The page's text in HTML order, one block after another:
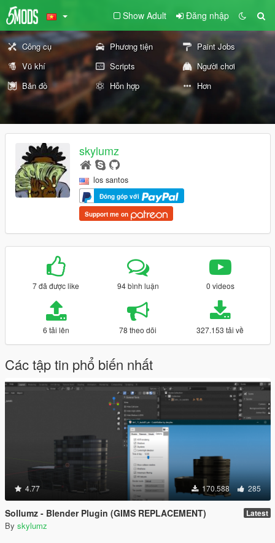
Show Adult Đăng nhập
Công cụ Phương tiện
Paint Jobs
Vũ khí
Scripts
Người chơi
Bản đồ
Hỗn hợp Hơn
skylumz
los santos
Đóng góp với
Support me on
7 đã được like 94 bình luận 0 videos
6 tải lên 78 theo dõi 327.153 tải về
Các tập tin phổ biến nhất
4.77 170.588 285
Sollumz - Blender Plugin (GIMS REPLACEMENT) Latest
By skylumz